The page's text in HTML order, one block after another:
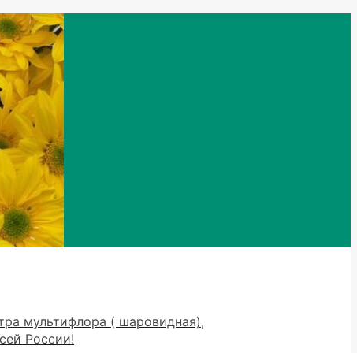
мультифлора ( шаровидная),
России!